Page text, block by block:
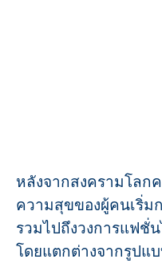
หลังจากสงครามโลก
ความสุขของผู้คนเริ่ม
รวมไปถึงวงการแฟชั่
โดยแตกต่างจากรูปแ